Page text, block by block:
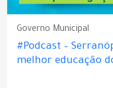
Governo Municipal
#Podcast –
melhor educação